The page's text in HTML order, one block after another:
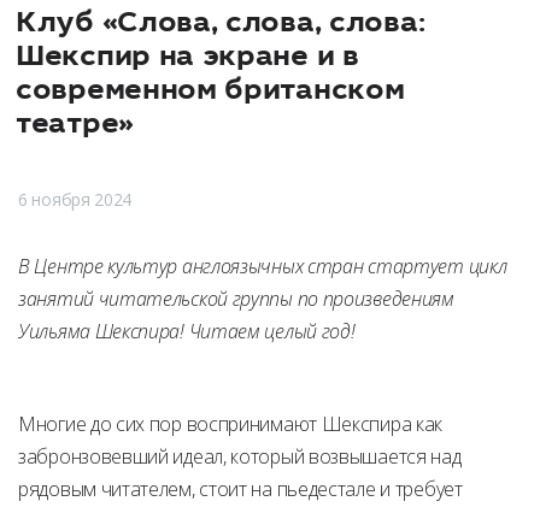
Клуб «Слова, слова, слова:
Шекспир на экране и в
современном британском
театре»
6 ноября 2024
В Центре культур англоязычных стран стартует цикл
занятий читательской группы по произведениям
Уильяма Шекспира! Читаем целый год!
Многие до сих пор воспринимают Шекспира как
забронзовевший идеал, который возвышается над
рядовым читателем, стоит на пьедестале и требует